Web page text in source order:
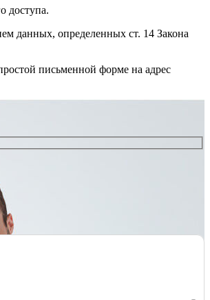
доступа.
данных, определенных ст. 14 Закона
письменной форме на адрес